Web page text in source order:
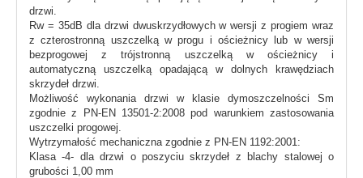
drzwi.
Rw = 35dB dla drzwi dwuskrzydłowych w wersji z progiem wraz
z czterostronną uszczelką w progu i ościeżnicy lub w wersji
bezprogowej z trójstronną uszczelką w ościeżnicy i
automatyczną uszczelką opadającą w dolnych krawędziach
skrzydeł drzwi.
Możliwość wykonania drzwi w klasie dymoszczelności Sm
zgodnie z PN-EN 13501-2:2008 pod warunkiem zastosowania
uszczelki progowej.
Wytrzymałość mechaniczna zgodnie z PN-EN 1192:2001:
Klasa -4- dla drzwi o poszyciu skrzydeł z blachy stalowej o
grubości 1,00 mm